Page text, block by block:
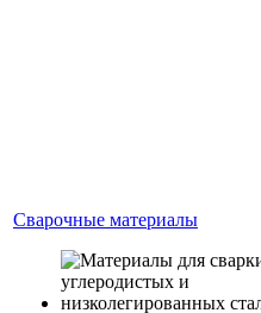
Сварочные материалы